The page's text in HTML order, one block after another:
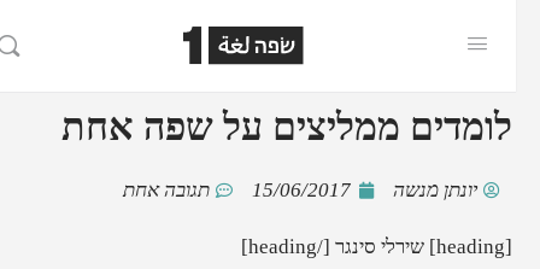
לומדים ממליצים על שפה אחת
יונתן מנשה 15/06/2017 תגובה אחת